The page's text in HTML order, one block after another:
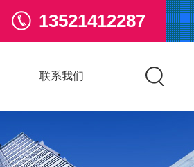
13521412287
联系我们